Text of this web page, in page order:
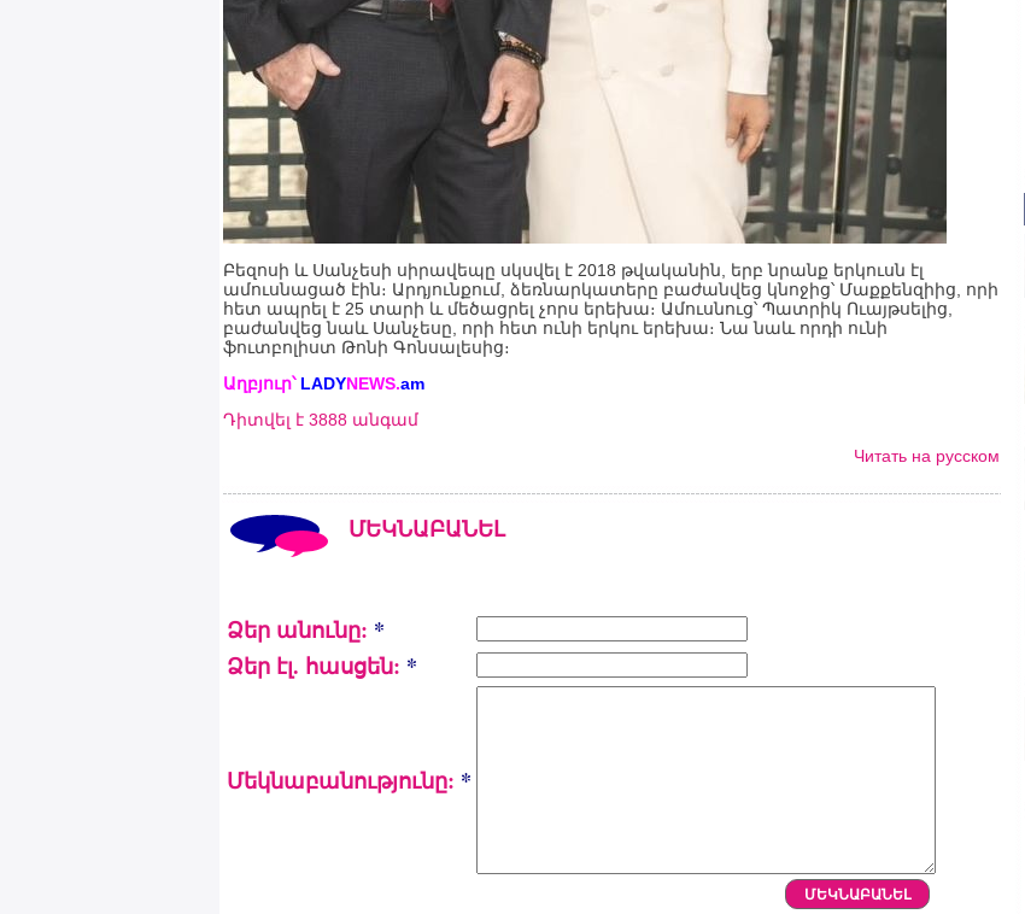
Բեզոսի և Սանչեսի սիրավեպը սկսվել է 2018 թվականին, երբ նրանք երկուսն էլ
ամուսնացած էին։ Արդյունքում, ձեռնարկատերը բաժանվեց կնոջից՝ Մաքքենզիից, որի
հետ ապրել է 25 տարի և մեծացրել չորս երեխա։ Ամուսնուց՝ Պատրիկ Ուայթսելից,
բաժանվեց նաև Սանչեսը, որի հետ ունի երկու երեխա։ Նա նաև որդի ունի
ֆուտբոլիստ Թոնի Գոնսալեսից։
Աղբյուր՝ LADYNEWS.am
Դիտվել է 3888 անգամ
Читать на русском
ՄԵԿՆԱԲԱՆԵԼ
Ձեր անունը: *
Ձեր էլ. հասցեն: *
Մեկնաբանությունը: *